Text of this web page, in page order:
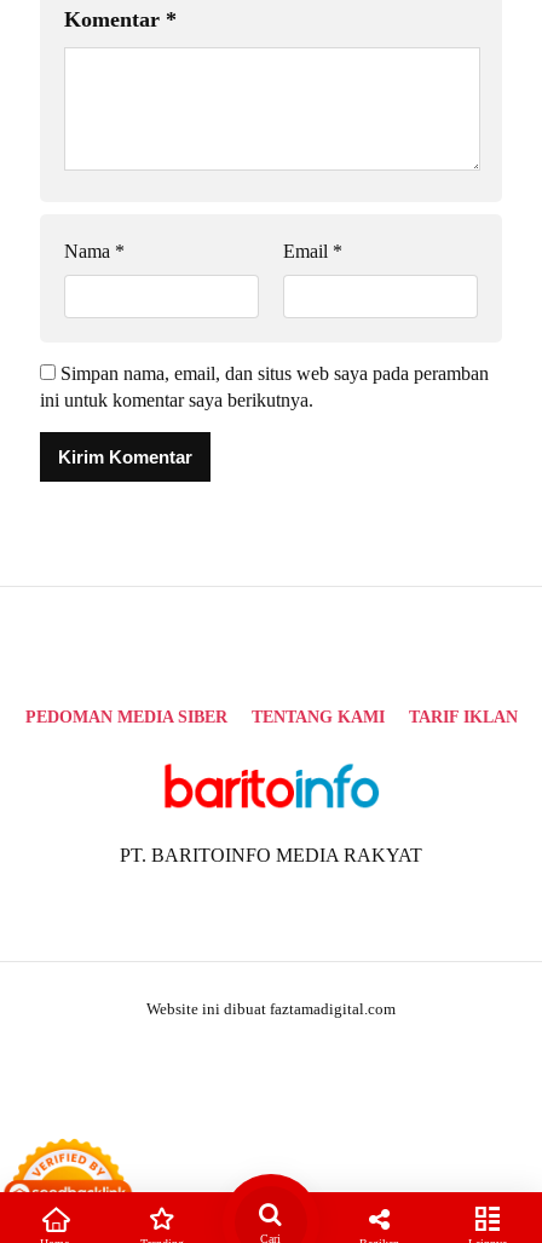
Komentar *
Nama * Email *
Simpan nama, email, dan situs web saya pada peramban
ini untuk komentar saya berikutnya.
PEDOMAN MEDIA SIBER TENTANG KAMI TARIF IKLAN
PT. BARITOINFO MEDIA RAKYAT
Website ini dibuat faztamadigital.com
Cari